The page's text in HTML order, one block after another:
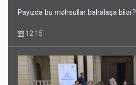
Payızda bu məhsullar bahalaşa bilər?
12:15